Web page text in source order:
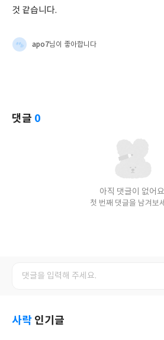
것 같습니다.
apo7님이 좋아합니다
댓글 0
아직 댓글이 없어
첫 번째 댓글을 남겨보
사락 인기글